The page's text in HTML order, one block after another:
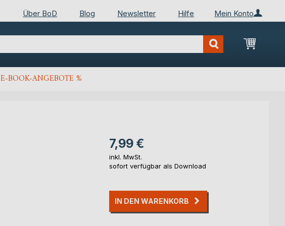
Mein Konto
Über BoD Blog Newsletter Hilfe
Mein
E-BOOK-ANGEBOTE %
7,99 €
inkl. MwSt.
sofort verfügbar als Download
IN DEN WARENKORB